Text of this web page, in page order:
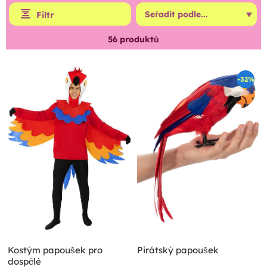
Filtr
56 produktů
Kostým papoušek pro
dospělé
-32%
Pirátský papoušek